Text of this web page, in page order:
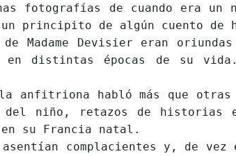
fotografías de cuando era
principito de algún cuento de
de Madame Devisier eran
en distintas épocas de su
habló más que otras
del niño, retazos de historias
su Francia natal.
complacientes y, de vez